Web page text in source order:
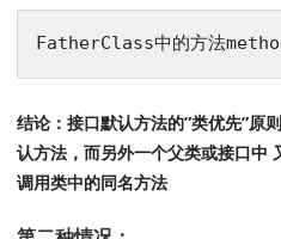
结论：接口默认方法的”类优先”原
认方法，而另外一个父类或接口中
调用类中的同名方法